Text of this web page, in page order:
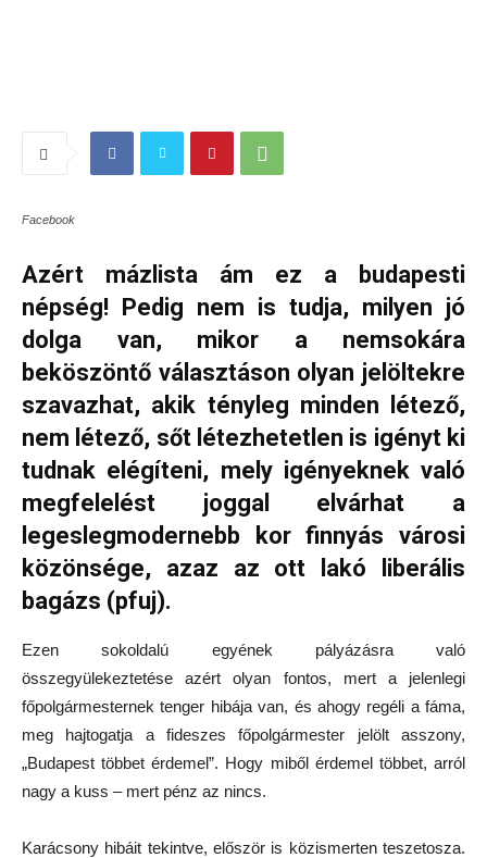
Facebook
Azért mázlista ám ez a budapesti
népség! Pedig nem is tudja, milyen jó
dolga van, mikor a nemsokára
beköszöntő választáson olyan jelöltekre
szavazhat, akik tényleg minden létező,
nem létező, sőt létezhetetlen is igényt ki
tudnak elégíteni, mely igényeknek való
megfelelést joggal elvárhat a
legeslegmodernebb kor finnyás városi
közönsége, azaz az ott lakó liberális
bagázs (pfuj).
Ezen sokoldalú egyének pályázásra való
összegyülekeztetése azért olyan fontos, mert a jelenlegi
főpolgármesternek tenger hibája van, és ahogy regéli a fáma,
meg hajtogatja a fideszes főpolgármester jelölt asszony,
„Budapest többet érdemel”. Hogy miből érdemel többet, arról
nagy a kuss – mert pénz az nincs.
Karácsony hibáit tekintve, először is közismerten teszetosza.